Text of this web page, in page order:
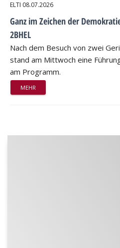
ELTI 08.07.2026
Ganz im Zeichen der
2BHEL
Nach dem Besuch von zwei
stand am Mittwoch eine
am Programm.
MEHR